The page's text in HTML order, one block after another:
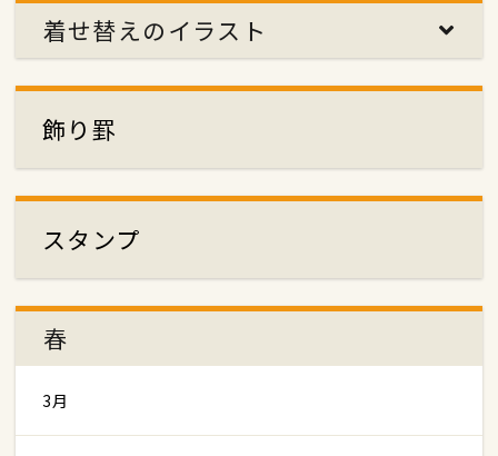
着せ替えのイラスト
飾り罫
スタンプ
春
3月